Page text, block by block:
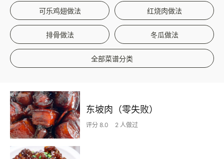
可乐鸡翅做法 红烧肉做法
排骨做法 冬瓜做法
全部菜谱分类
东坡肉（零失败）
评分 8.0 2 人做过